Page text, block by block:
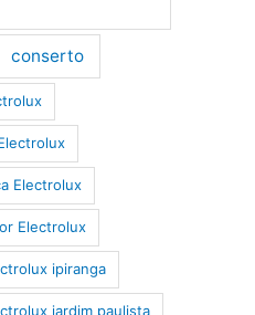
conserto
Electrolux
Electrolux
ipiranga
jardim paulista